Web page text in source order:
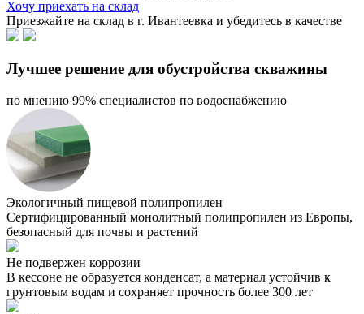
Хочу приехать на склад
Приезжайте на склад в г. Ивантеевка и убедитесь в качестве
Лучшее решение для обустройства скважины
по мнению 99% специалистов по водоснабжению
Экологичный пищевой полипропилен
Сертифицированный монолитный полипропилен из Европы,
безопасный для почвы и растений
Не подвержен коррозии
В кессоне не образуется конденсат, а материал устойчив к
грунтовым водам и сохраняет прочность более 300 лет